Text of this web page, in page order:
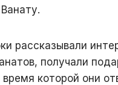
рассказывали
получали
время которой они